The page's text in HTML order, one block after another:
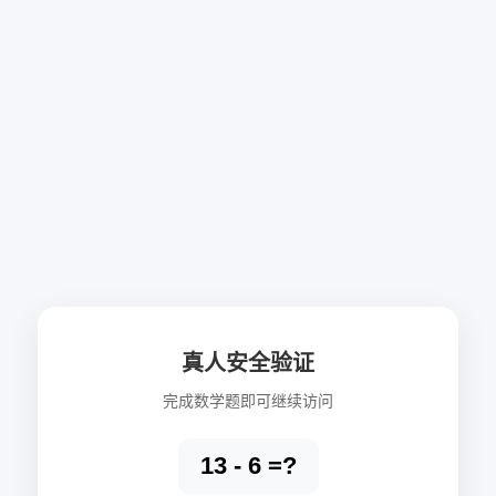
真人安全验证
完成数学题即可继续访问
13 - 6 =?